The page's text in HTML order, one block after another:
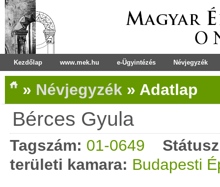
Kezdőlap www.mek.hu e-Ügyintézés Névjegyzék
» Névjegyzék » Adatlap
Bérces Gyula
Tagszám: 01-0649
területi kamara: Budapesti